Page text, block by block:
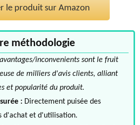
le produit sur Amazon
méthodologie
inconvenients sont le fruit
de milliers d'avis clients, alliant
et popularité du produit.
: Directement puisée des
d'achat et d'utilisation.